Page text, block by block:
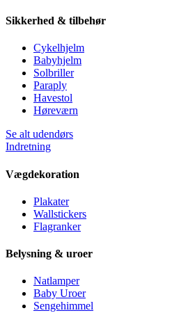
Sikkerhed & tilbehør
Cykelhjelm
Babyhjelm
Solbriller
Paraply
Havestol
Høreværn
Se alt udendørs
Indretning
Vægdekoration
Plakater
Wallstickers
Flagranker
Belysning & uroer
Natlamper
Baby Uroer
Sengehimmel